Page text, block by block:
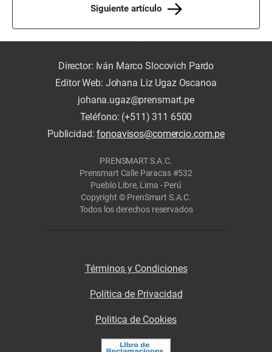
Siguiente artículo
Director: Iván Marco Slocovich Pardo
Editor Web: Johana Liz Ugaz Oscanoa
johana.ugaz@prensmart.pe
Teléfono: (+511) 311 6500
Publicidad:fonoavisos@comercio.com.pe
PRENSMART S.A.C.
Prensmart Calle Paracas #532
Pueblo Libre, Lima - Perú
Copyright © PrenSmart S.A.C.
Todos los derechos reservados
Términos y Condiciones
Política de Privacidad
Politica de Cookies